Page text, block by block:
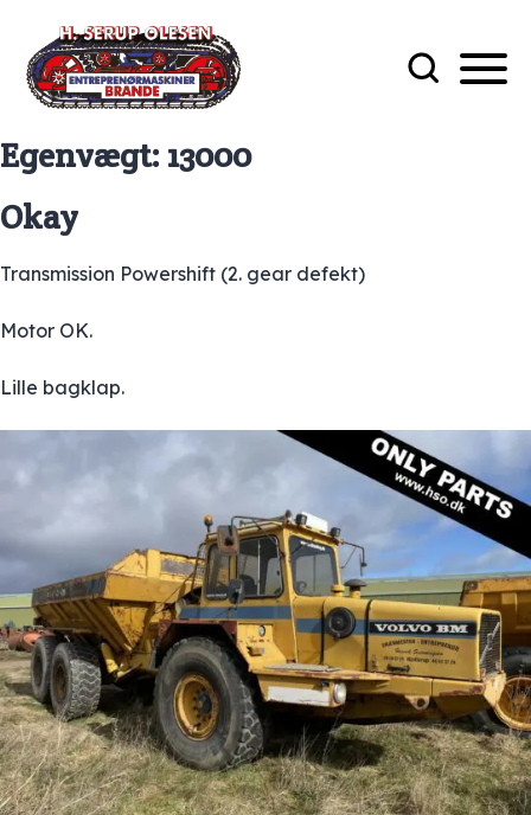
Egenvægt: 13000
Okay
Transmission Powershift (2. gear defekt)
Motor OK.
Lille bagklap.